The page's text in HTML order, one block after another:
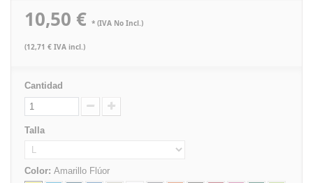
10,50 € * (IVA No Incl.)
(12,71 € IVA incl.)
Cantidad
Talla
Color: Amarillo Flúor